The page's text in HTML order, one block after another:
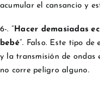
acumular el cansancio y
6-. “ Hacer demasiadas
bebé”. Falso. Este tipo
y la transmisión de ondas
no corre peligro alguno.